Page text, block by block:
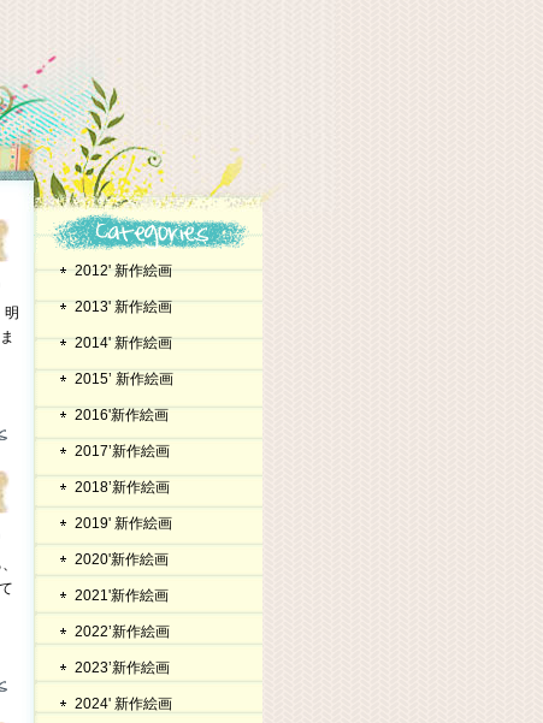
2012' 新作絵画
2013' 新作絵画
2014' 新作絵画
2015’ 新作絵画
2016'新作絵画
2017’新作絵画
2018’新作絵画
2019' 新作絵画
2020'新作絵画
2021'新作絵画
2022’新作絵画
2023’新作絵画
2024' 新作絵画